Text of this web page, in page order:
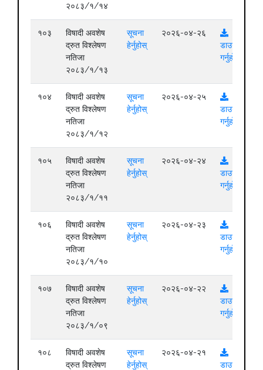
२०८३/१/१४
१०३
विषादी अवशेष
द्रुत विश्लेषण
नतिजा
२०८३/१/१३
सूचना
हेर्नुहोस्
२०२६-०४-२६
डाउनलोड
गर्नुहोस्
१०४
विषादी अवशेष
द्रुत विश्लेषण
नतिजा
२०८३/१/१२
सूचना
हेर्नुहोस्
२०२६-०४-२५
डाउनलोड
गर्नुहोस्
१०५
विषादी अवशेष
द्रुत विश्लेषण
नतिजा
२०८३/१/११
सूचना
हेर्नुहोस्
२०२६-०४-२४
डाउनलोड
गर्नुहोस्
१०६
विषादी अवशेष
द्रुत विश्लेषण
नतिजा
२०८३/१/१०
सूचना
हेर्नुहोस्
२०२६-०४-२३
डाउनलोड
गर्नुहोस्
१०७
विषादी अवशेष
द्रुत विश्लेषण
नतिजा
२०८३/१/०९
सूचना
हेर्नुहोस्
२०२६-०४-२२
डाउनलोड
गर्नुहोस्
१०८
विषादी अवशेष
द्रुत विश्लेषण
सूचना
हेर्नुहोस्
२०२६-०४-२१
डाउनलोड